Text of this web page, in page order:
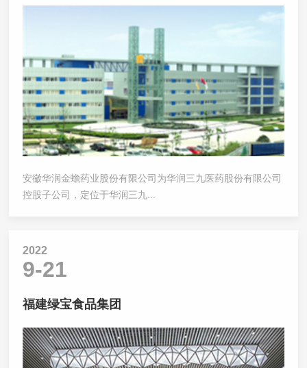
安徽华润金蟾药业股份有限公司为华润三九医药股份有限公司
控股子公司，定位于华润三九...
2022
9-21
福建绿宝食品集团